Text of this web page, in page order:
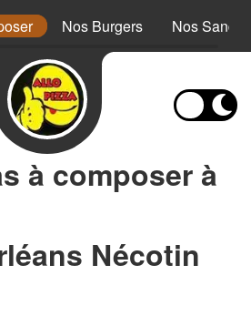
Nos Burgers Nos
à composer à
Nécotin